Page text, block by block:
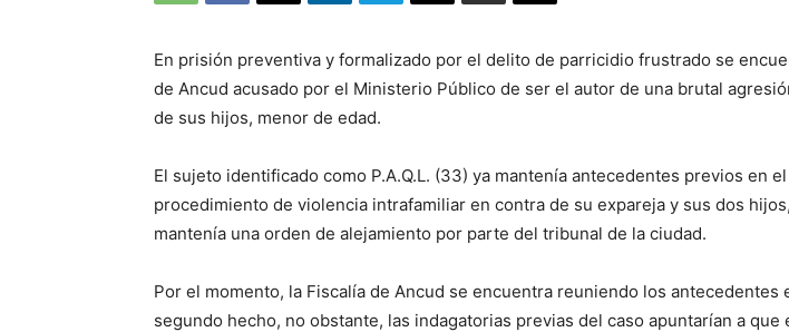
En prisión preventiva y formalizado por el delito de parricidio frustrado se
de Ancud acusado por el Ministerio Público de ser el autor de una brutal
de sus hijos, menor de edad.
El sujeto identificado como P.A.Q.L. (33) ya mantenía antecedentes previos en
procedimiento de violencia intrafamiliar en contra de su expareja y sus dos
mantenía una orden de alejamiento por parte del tribunal de la ciudad.
Por el momento, la Fiscalía de Ancud se encuentra reuniendo los antecedentes
segundo hecho, no obstante, las indagatorias previas del caso apuntarían a que